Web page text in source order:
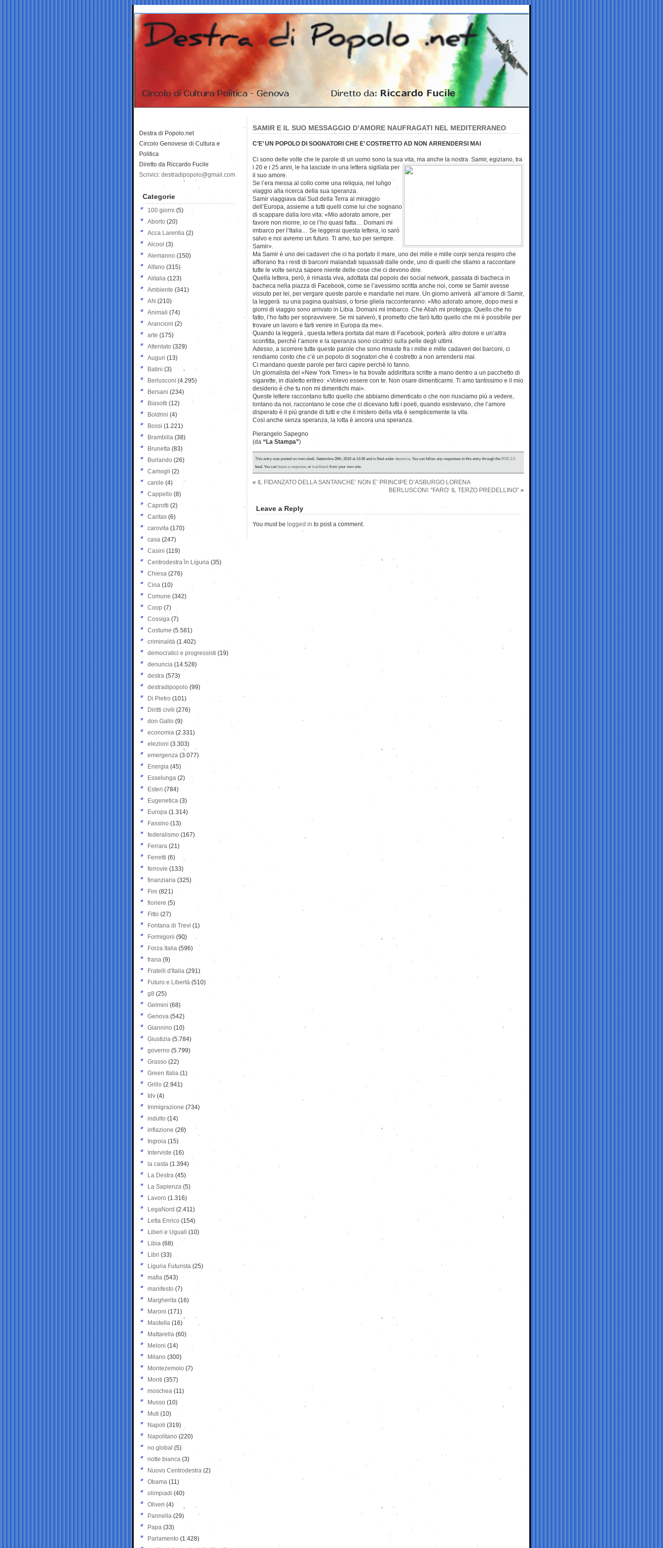
SAMIR E IL SUO MESSAGGIO D’AMORE NAUFRAGATI NEL MEDITERRANEO
C’E’ UN POPOLO DI SOGNATORI CHE E’ COSTRETTO AD NON ARRENDERSI MAI
Ci sono delle volte che le parole di un uomo sono la sua vita, ma anche la nostra. Samir, egiziano, tra
i 20 e i 25 anni, le ha lasciate in una lettera sigillata per
il suo amore.
Se l’era messa al collo come una reliquia, nel lungo
viaggio alla ricerca della sua speranza.
Samir viaggiava dal Sud della Terra al miraggio
dell’Europa, assieme a tutti quelli come lui che sognano
di scappare dalla loro vita: «Mio adorato amore, per
favore non morire, io ce l’ho quasi fatta… Domani mi
imbarco per l’Italia… Se leggerai questa lettera, io sarò
salvo e noi avremo un futuro. Ti amo, tuo per sempre.
Samir».
Ma Samir è uno dei cadaveri che ci ha portato il mare, uno dei mille e mille corpi senza respiro che
affiorano fra i resti di barconi malandati squassati dalle onde, uno di quelli che stiamo a raccontare
tutte le volte senza sapere niente delle cose che ci devono dire.
Quella lettera, però, è rimasta viva, adottata dal popolo dei social network, passata di bacheca in
bacheca nella piazza di Facebook, come se l’avessimo scritta anche noi, come se Samir avesse
vissuto per lei, per vergare queste parole e mandarle nel mare. Un giorno arriverà all’amore di Samir,
la leggerà su una pagina qualsiasi, o forse gliela racconteranno: «Mio adorato amore, dopo mesi e
giorni di viaggio sono arrivato in Libia. Domani mi imbarco. Che Allah mi protegga. Quello che ho
fatto, l’ho fatto per sopravvivere. Se mi salverò, ti prometto che farò tutto quello che mi è possibile per
trovare un lavoro e farti venire in Europa da me».
Quando la leggerà , questa lettera portata dal mare di Facebook, porterà altro dolore e un’altra
sconfitta, perchè l’amore e la speranza sono cicatrici sulla pelle degli ultimi.
Adesso, a scorrere tutte queste parole che sono rimaste fra i mille e mille cadaveri dei barconi, ci
rendiamo conto che c’è un popolo di sognatori che è costretto a non arrendersi mai.
Ci mandano queste parole per farci capire perchè lo fanno.
Un giornalista del «New York Times» le ha trovate addirittura scritte a mano dentro a un pacchetto di
sigarette, in dialetto eritreo: «Volevo essere con te. Non osare dimenticarmi. Ti amo tantissimo e il mio
desiderio è che tu non mi dimentichi mai».
Queste lettere raccontano tutto quello che abbiamo dimenticato o che non riusciamo più a vedere,
lontano da noi, raccontano le cose che ci dicevano tutti i poeti, quando esistevano, che l’amore
disperato è il più grande di tutti e che il mistero della vita è semplicemente la vita.
Così anche senza speranza, la lotta è ancora una speranza.
Pierangelo Sapegno
(da “La Stampa”)
This entry was posted on mercoledì, Settembre 28th, 2016 at 14:36 and is filed underdenuncia. You can follow any responses to this entry through theRSS 2.0
feed. You canleave a response, ortrackbackfrom your own site.
«
IL FIDANZATO DELLA SANTANCHE’ NON E’ PRINCIPE D’ASBURGO LORENA
BERLUSCONI: “FARO’ IL TERZO PREDELLINO” »
Leave a Reply
You must be logged in to post a comment.
Destra di Popolo.net
Circolo Genovese di Cultura e
Politica
Diretto da Riccardo Fucile
Scrivici: destradipopolo@gmail.com
Categorie
100 giorni (5)
Aborto (20)
Acca Larentia (2)
Alcool (3)
Alemanno (150)
Alfano (315)
Alitalia (123)
Ambiente (341)
AN (210)
Animali (74)
Arancioni (2)
arte (175)
Attentato (329)
Auguri (13)
Batini (3)
Berlusconi (4.295)
Bersani (234)
Biasotti (12)
Boldrini (4)
Bossi (1.221)
Brambilla (38)
Brunetta (83)
Burlando (26)
Camogli (2)
canile (4)
Cappello (8)
Caprotti (2)
Caritas (6)
carovita (170)
casa (247)
Casini (119)
Centrodestra in Liguria (35)
Chiesa (276)
Cina (10)
Comune (342)
Coop (7)
Cossiga (7)
Costume (5.581)
criminalità (1.402)
democratici e progressisti (19)
denuncia (14.528)
destra (573)
destradipopolo (99)
Di Pietro (101)
Diritti civili (276)
don Gallo (9)
economia (2.331)
elezioni (3.303)
emergenza (3.077)
Energia (45)
Esselunga (2)
Esteri (784)
Eugenetica (3)
Europa (1.314)
Fassino (13)
federalismo (167)
Ferrara (21)
Ferretti (6)
ferrovie (133)
finanziaria (325)
Fini (821)
fioriere (5)
Fitto (27)
Fontana di Trevi (1)
Formigoni (90)
Forza Italia (596)
frana (9)
Fratelli d'Italia (291)
Futuro e Libertà (510)
g8 (25)
Gelmini (68)
Genova (542)
Giannino (10)
Giustizia (5.784)
governo (5.799)
Grasso (22)
Green Italia (1)
Grillo (2.941)
Idv (4)
Immigrazione (734)
indulto (14)
inflazione (26)
Ingroia (15)
Interviste (16)
la casta (1.394)
La Destra (45)
La Sapienza (5)
Lavoro (1.316)
LegaNord (2.411)
Letta Enrico (154)
Liberi e Uguali (10)
Libia (68)
Libri (33)
Liguria Futurista (25)
mafia (543)
manifesto (7)
Margherita (16)
Maroni (171)
Mastella (16)
Mattarella (60)
Meloni (14)
Milano (300)
Montezemolo (7)
Monti (357)
moschea (11)
Musso (10)
Muti (10)
Napoli (319)
Napolitano (220)
no global (5)
notte bianca (3)
Nuovo Centrodestra (2)
Obama (11)
olimpiadi (40)
Oliveri (4)
Pannella (29)
Papa (33)
Parlamento (1.428)